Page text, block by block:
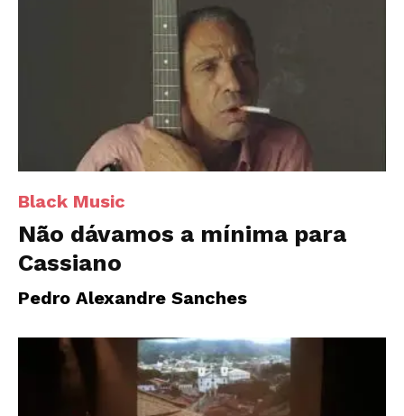
Black Music
Não dávamos a mínima para
Cassiano
Pedro Alexandre Sanches